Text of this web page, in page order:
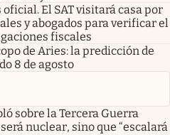
oficial. El SAT visitará casa por
y abogados para verificar el
fiscales
de Aries: la predicción de
8 de agosto
sobre la Tercera Guerra
nuclear, sino que “escalará